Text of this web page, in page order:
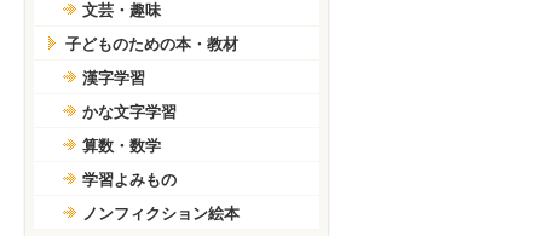
文芸・趣味
子どものための本・教材
漢字学習
かな文字学習
算数・数学
学習よみもの
ノンフィクション絵本